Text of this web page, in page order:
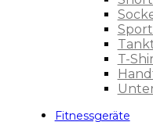
T-
Fitnessgeräte